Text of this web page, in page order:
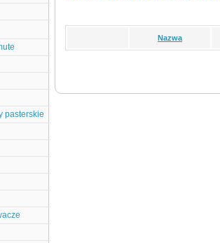
pasterskie
Nazwa